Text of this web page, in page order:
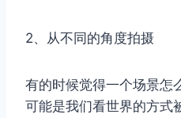
2、从不同的角度拍摄
有的时候觉得一个场景怎
可能是我们看世界的方式